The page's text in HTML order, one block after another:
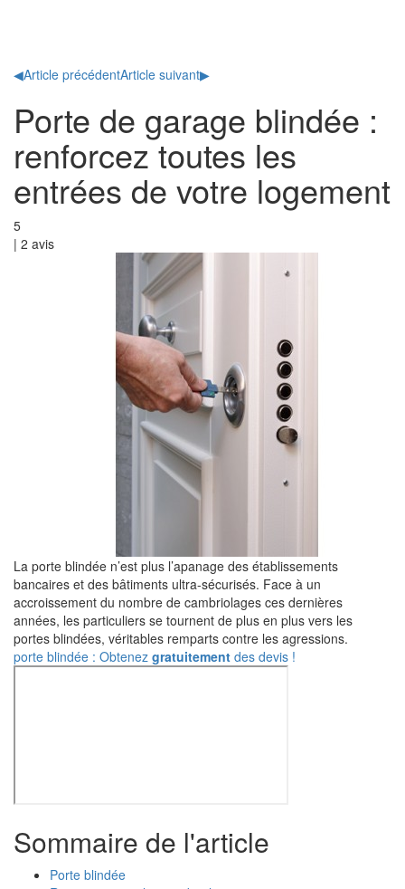
◀Article précédentArticle suivant▶
Porte de garage blindée :
renforcez toutes les
entrées de votre logement
5
| 2 avis
La porte blindée n’est plus l’apanage des établissements
bancaires et des bâtiments ultra-sécurisés. Face à un
accroissement du nombre de cambriolages ces dernières
années, les particuliers se tournent de plus en plus vers les
portes blindées, véritables remparts contre les agressions.
porte blindée : Obtenez gratuitement des devis !
Sommaire de l'article
Porte blindée